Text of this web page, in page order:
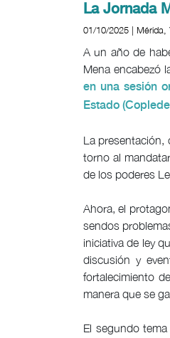
La Jornada
01/10/2025 | Mérida,
A un año de
Mena encabezó
en una sesión
Estado
La presentación,
torno al
de los poderes
Ahora, el
sendos
iniciativa de ley
discusión y
fortalecimiento
manera que se
El segundo